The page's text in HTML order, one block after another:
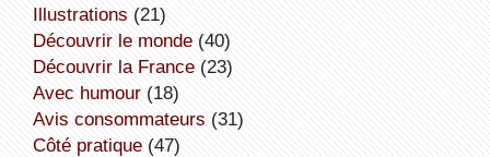
illustrations (21)
découvrir le monde(40)
découvrir la France(23)
avec humour(18)
avis consommateurs (31)
côté pratique(47)